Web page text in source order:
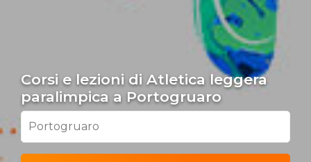
Corsi e lezioni di Atletica leggera
paralimpica a Portogruaro
Portogruaro